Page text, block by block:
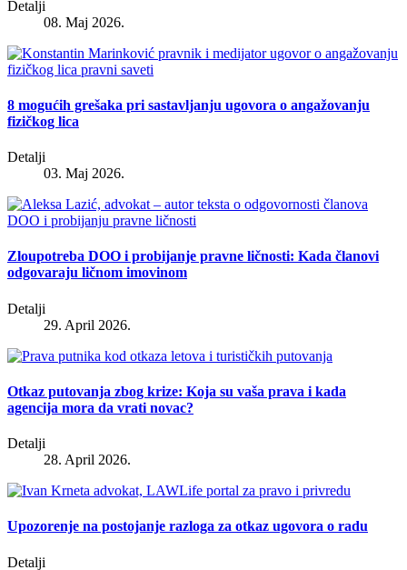
Detalji
08. Maj 2026.
8 mogućih grešaka pri sastavljanju ugovora o angažovanju
fizičkog lica
Detalji
03. Maj 2026.
Zloupotreba DOO i probijanje pravne ličnosti: Kada članovi
odgovaraju ličnom imovinom
Detalji
29. April 2026.
Otkaz putovanja zbog krize: Koja su vaša prava i kada
agencija mora da vrati novac?
Detalji
28. April 2026.
Upozorenje na postojanje razloga za otkaz ugovora o radu
Detalji